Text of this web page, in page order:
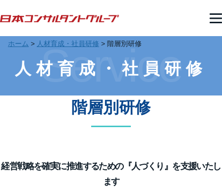
ホーム > 人材育成・社員研修 > 階層別研修
人材育成・社員研修
Service
階層別研修
経営戦略を確実に推進するための『人づくり』を支援いたし
ます